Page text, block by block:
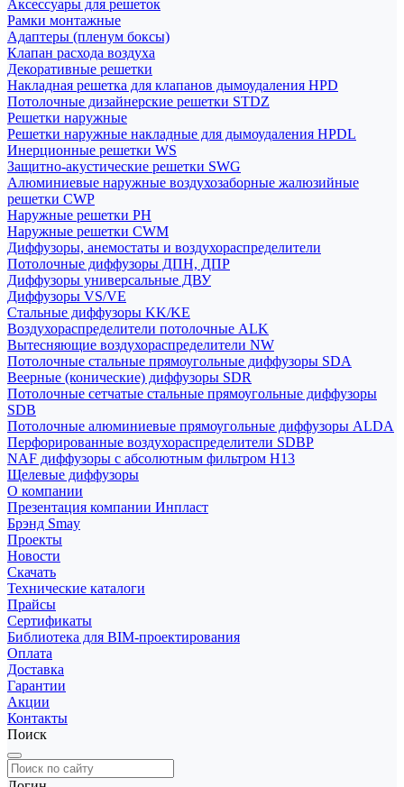
Аксессуары для решеток
Рамки монтажные
Адаптеры (пленум боксы)
Клапан расхода воздуха
Декоративные решетки
Накладная решетка для клапанов дымоудаления HPD
Потолочные дизайнерские решетки STDZ
Решетки наружные
Решетки наружные накладные для дымоудаления HPDL
Инерционные решетки WS
Защитно-акустические решетки SWG
Алюминиевые наружные воздухозаборные жалюзийные
решетки CWP
Наружные решетки РН
Наружные решетки CWM
Диффузоры, анемостаты и воздухораспределители
Потолочные диффузоры ДПН, ДПР
Диффузоры универсальные ДВУ
Диффузоры VS/VE
Стальные диффузоры KK/KE
Воздухораспределители потолочные ALK
Вытесняющие воздухораспределители NW
Потолочные стальные прямоугольные диффузоры SDA
Веерные (конические) диффузоры SDR
Потолочные сетчатые стальные прямоугольные диффузоры
SDB
Потолочные алюминиевые прямоугольные диффузоры ALDA
Перфорированные воздухораспределители SDBP
NAF диффузоры с абсолютным фильтром Н13
Щелевые диффузоры
О компании
Презентация компании Инпласт
Брэнд Smay
Проекты
Новости
Скачать
Технические каталоги
Прайсы
Сертификаты
Библиотека для BIM-проектирования
Оплата
Доставка
Гарантии
Акции
Контакты
Поиск